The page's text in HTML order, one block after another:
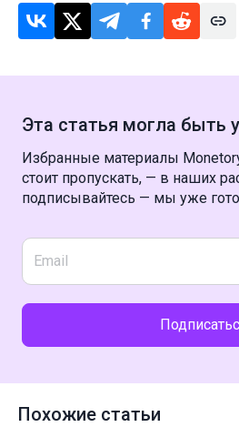
Эта статья могла быть
Избранные материалы
стоит пропускать, — в наших
подписывайтесь — мы уже
Похожие статьи